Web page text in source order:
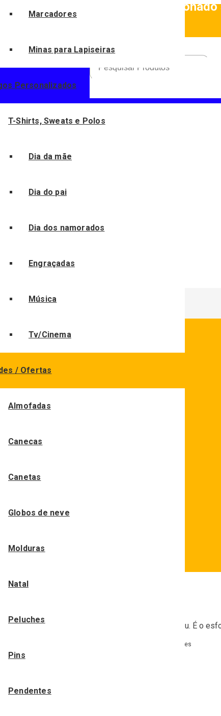
foi
Marcadores
Minas para Lapiseiras
Personalizados
T-Shirts, Sweats e Polos
Dia da mãe
Dia do pai
Dia dos namorados
Engraçadas
Música
Tv/Cinema
/ Ofertas
Almofadas
Canecas
Canetas
Globos de neve
Molduras
Natal
Peluches
Pins
Pendentes
Sonhos não se tornaram realidade só porque sonhou. É o
Shonda Rhimes